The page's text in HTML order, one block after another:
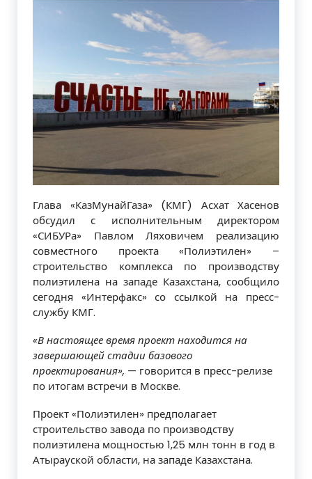
Глава «КазМунайГаза» (КМГ) Асхат Хасенов
обсудил с исполнительным директором
«СИБУРа» Павлом Ляховичем реализацию
совместного проекта «Полиэтилен» –
строительство комплекса по производству
полиэтилена на западе Казахстана, сообщило
сегодня «Интерфакс» со ссылкой на пресс-
службу КМГ.
«В настоящее время проект находится на
завершающей стадии базового
проектирования», — говорится в пресс-релизе
по итогам встречи в Москве.
Проект «Полиэтилен» предполагает
строительство завода по производству
полиэтилена мощностью 1,25 млн тонн в год в
Атырауской области, на западе Казахстана.